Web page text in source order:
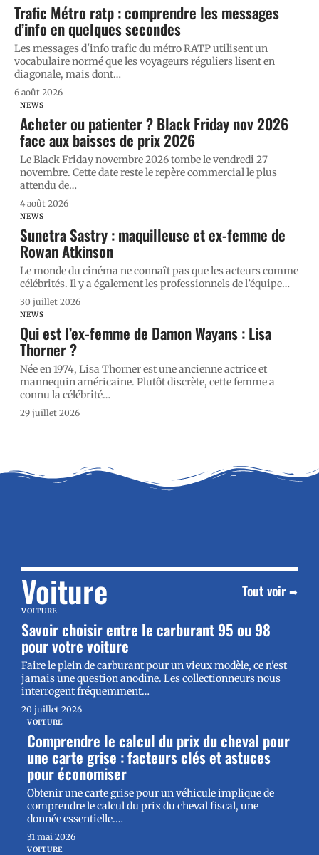
Trafic Métro ratp : comprendre les messages
d’info en quelques secondes
Les messages d'info trafic du métro RATP utilisent un
vocabulaire normé que les voyageurs réguliers lisent en
diagonale, mais dont…
6 août 2026
NEWS
Acheter ou patienter ? Black Friday nov 2026
face aux baisses de prix 2026
Le Black Friday novembre 2026 tombe le vendredi 27
novembre. Cette date reste le repère commercial le plus
attendu de…
4 août 2026
NEWS
Sunetra Sastry : maquilleuse et ex-femme de
Rowan Atkinson
Le monde du cinéma ne connaît pas que les acteurs comme
célébrités. Il y a également les professionnels de l’équipe…
30 juillet 2026
NEWS
Qui est l’ex-femme de Damon Wayans : Lisa
Thorner ?
Née en 1974, Lisa Thorner est une ancienne actrice et
mannequin américaine. Plutôt discrète, cette femme a
connu la célébrité…
29 juillet 2026
Voiture Tout voir
VOITURE
Savoir choisir entre le carburant 95 ou 98
pour votre voiture
Faire le plein de carburant pour un vieux modèle, ce n'est
jamais une question anodine. Les collectionneurs nous
interrogent fréquemment…
20 juillet 2026
VOITURE
Comprendre le calcul du prix du cheval pour
une carte grise : facteurs clés et astuces
pour économiser
Obtenir une carte grise pour un véhicule implique de
comprendre le calcul du prix du cheval fiscal, une
donnée essentielle.…
31 mai 2026
VOITURE